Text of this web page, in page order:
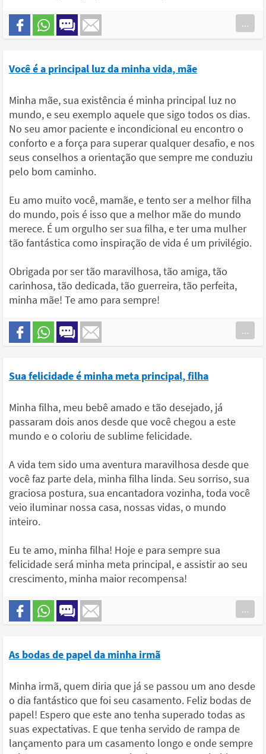
...
Você é a principal luz da minha vida, mãe
Minha mãe, sua existência é minha principal luz no
mundo, e seu exemplo aquele que sigo todos os dias.
No seu amor paciente e incondicional eu encontro o
conforto e a força para superar qualquer desafio, e nos
seus conselhos a orientação que sempre me conduziu
pelo bom caminho.
Eu amo muito você, mamãe, e tento ser a melhor filha
do mundo, pois é isso que a melhor mãe do mundo
merece. É um orgulho ser sua filha, e ter uma mulher
tão fantástica como inspiração de vida é um privilégio.
Obrigada por ser tão maravilhosa, tão amiga, tão
carinhosa, tão dedicada, tão guerreira, tão perfeita,
minha mãe! Te amo para sempre!
...
Sua felicidade é minha meta principal, filha
Minha filha, meu bebê amado e tão desejado, já
passaram dois anos desde que você chegou a este
mundo e o coloriu de sublime felicidade.
A vida tem sido uma aventura maravilhosa desde que
você faz parte dela, minha filha linda. Seu sorriso, sua
graciosa postura, sua encantadora vozinha, toda você
veio iluminar nossa casa, nossas vidas, o mundo
inteiro.
Eu te amo, minha filha! Hoje e para sempre sua
felicidade será minha meta principal, e assistir ao seu
crescimento, minha maior recompensa!
...
As bodas de papel da minha irmã
Minha irmã, quem diria que já se passou um ano desde
o dia fantástico que foi seu casamento. Feliz bodas de
papel! Espero que este ano tenha superado todas as
suas expectativas. E que tenha servido de rampa de
lançamento para um casamento longo e onde sempre